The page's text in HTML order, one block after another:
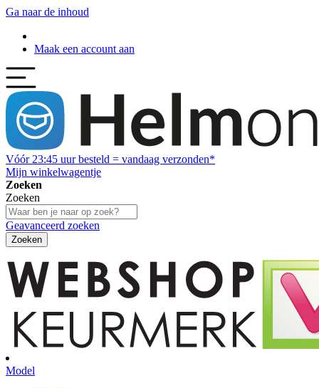
Ga naar de inhoud
Maak een account aan
Vóór 23:45 uur besteld = vandaag verzonden*
Mijn winkelwagentje
Zoeken
Zoeken
Geavanceerd zoeken
Zoeken
Model